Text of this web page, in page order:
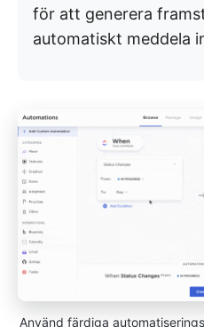
för att generera
automatiskt meddela
Använd färdiga